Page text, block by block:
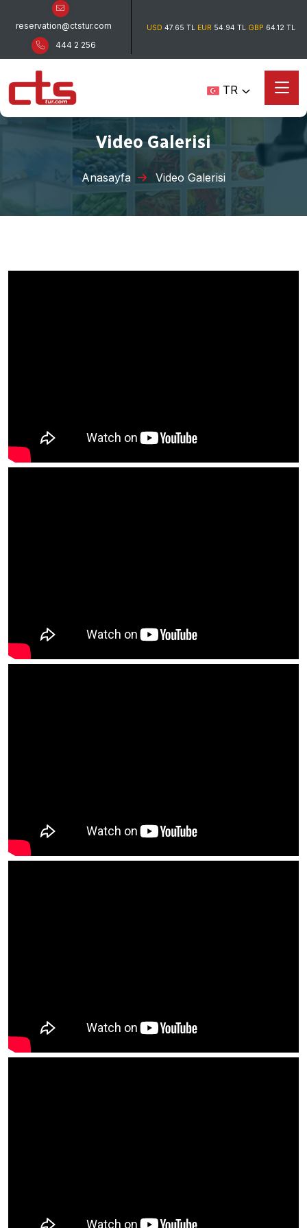
reservation@ctstur.com
444 2 256
USD 47.65 TL EUR 54.94 TL GBP 64.12 TL
TR
Video Galerisi
Anasayfa Video Galerisi